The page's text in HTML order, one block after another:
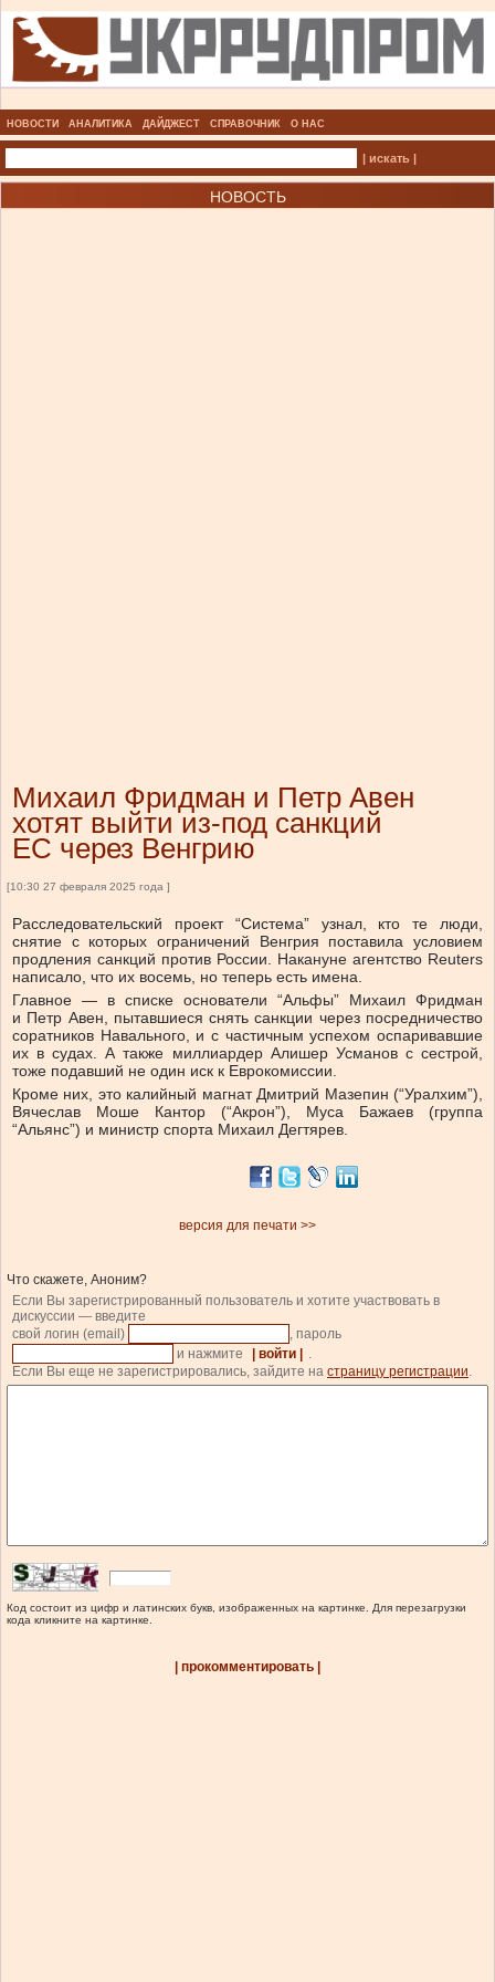
НОВОСТИ АНАЛИТИКА ДАЙДЖЕСТ СПРАВОЧНИК О НАС
| искать |
НОВОСТЬ
Михаил Фридман и Петр Авен
хотят выйти из-под санкций
ЕС через Венгрию
[10:30 27 февраля 2025 года ]
Расследовательский проект “Система” узнал, кто те люди,
снятие с которых ограничений Венгрия поставила условием
продления санкций против России. Накануне агентство Reuters
написало, что их восемь, но теперь есть имена.
Главное — в списке основатели “Альфы” Михаил Фридман
и Петр Авен, пытавшиеся снять санкции через посредничество
соратников Навального, и с частичным успехом оспаривавшие
их в судах. А также миллиардер Алишер Усманов с сестрой,
тоже подавший не один иск к Еврокомиссии.
Кроме них, это калийный магнат Дмитрий Мазепин (“Уралхим”),
Вячеслав Моше Кантор (“Акрон”), Муса Бажаев (группа
“Альянс”) и министр спорта Михаил Дегтярев.
версия для печати >>
Что скажете, Аноним?
Если Вы зарегистрированный пользователь и хотите участвовать в
дискуссии — введите
свой логин (email)
, пароль
и нажмите
| войти |
.
Если Вы еще не зарегистрировались, зайдите на страницу регистрации.
Код состоит из цифр и латинских букв, изображенных на картинке. Для перезагрузки
кода кликните на картинке.
| прокомментировать |